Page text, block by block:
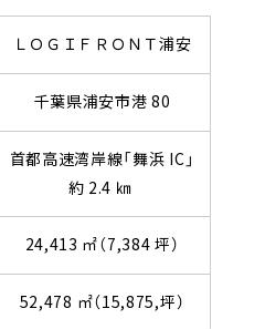
ＬＯＧＩＦＲＯＮＴ浦安
千葉県浦安市港 80
首都高速湾岸線「舞浜 IC」
約 2.4 ㎞
24,413 ㎡（7,384 坪）
52,478 ㎡（15,875,坪）